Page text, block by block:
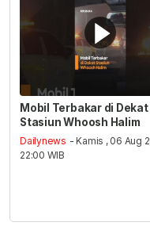
Mobil Terbakar di Dekat
Stasiun Whoosh Halim
Dailynews - Kamis , 06 Aug
22:00 WIB